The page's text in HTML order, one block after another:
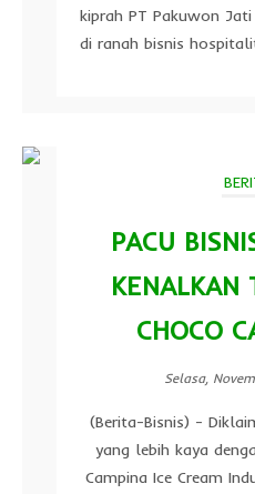
kiprah PT Pakuwon
di ranah bisnis
PACU
KENALKAN
CHOCO
Selasa,
(Berita-Bisnis) -
yang lebih kaya
Campina Ice Cream